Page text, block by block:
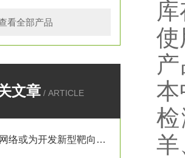
看全部产品
文章 / ARTICLE
绘制癌症社交网络或为开发新型靶向疗法提供思路
使
本
羊